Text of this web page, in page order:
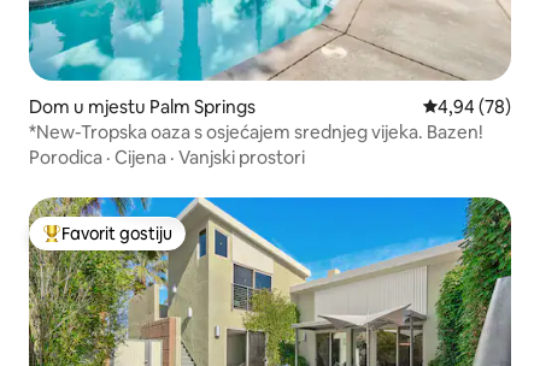
Dom u mjestu Palm Springs Prosječna
4,94 (78)
*New-Tropska oaza s osjećajem srednjeg vijeka. Bazen!
Porodica · Cijena · Vanjski prostori
Glavni favorit gostiju
Favorit gostiju